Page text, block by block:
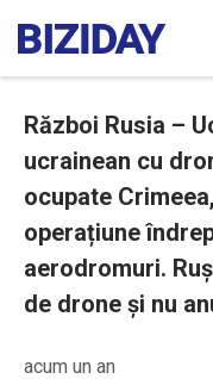
Război Rusia –
ucrainean cu
ocupate
operațiune
aerodromuri.
de drone și nu
acum un an